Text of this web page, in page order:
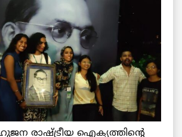
രാഷ്ട്രീയ ഐക്യത്തിന്റെ